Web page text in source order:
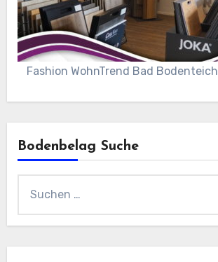
Fashion WohnTrend Bad Bodenteich
Bodenbelag Suche
nach: